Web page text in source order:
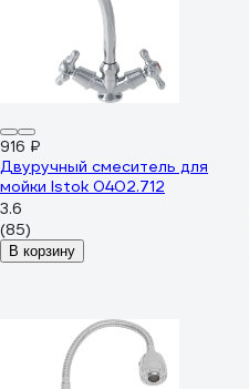
916 ₽
Двуручный смеситель для
мойки Istok 0402.712
3.6
(85)
В корзину